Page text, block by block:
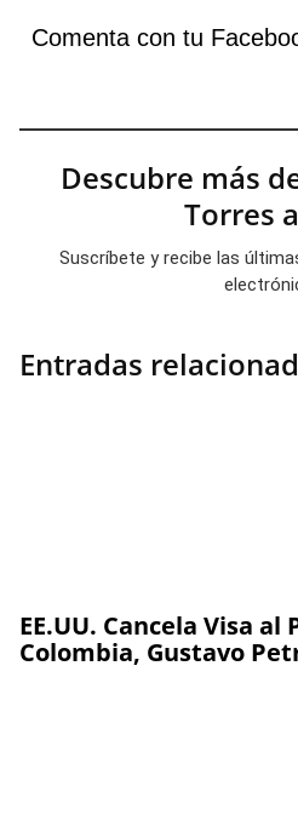
Comenta con tu
Descubre más
Torres
Suscríbete y recibe las
Entradas
EE.UU. Cancela Visa
Colombia, Gustavo